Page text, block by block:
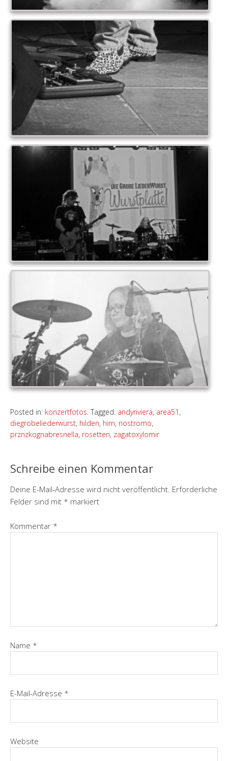
Posted in: konzertfotos. Tagged: andyriviera, area51 ,
diegrobeliederwurst, hilden, hirn, nostromo,
prznzkognabresnella, rosetten, zagatoxylomir
Schreibe einen Kommentar
Deine E-Mail-Adresse wird nicht veröffentlicht. Erforderliche
Felder sind mit * markiert
Kommentar *
Name *
E-Mail-Adresse *
Website